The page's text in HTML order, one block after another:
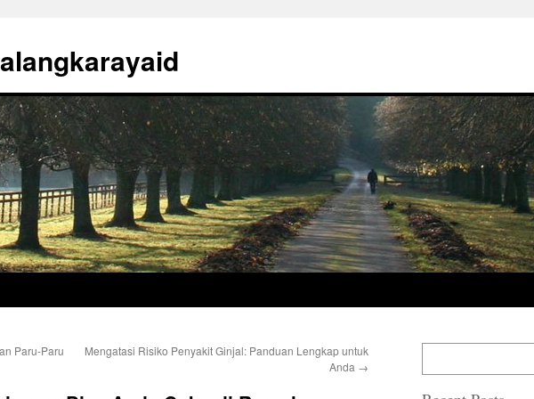
Paru-Paru
Mengatasi Risiko Penyakit Ginjal: Panduan Lengkap untuk
Anda →